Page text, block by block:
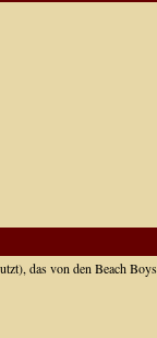
das von den Beach